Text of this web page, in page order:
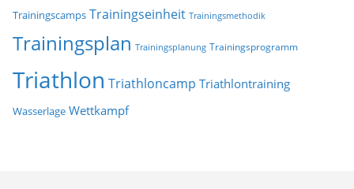
Trainingscamps Trainingseinheit Trainingsmethodik
Trainingsplan Trainingsplanung Trainingsprogramm
Triathlon Triathloncamp Triathlontraining
Wasserlage Wettkampf